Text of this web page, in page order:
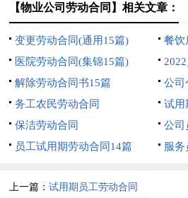
【物业公司劳动合同】相关文章：
变更劳动合同(通用15篇)
餐饮
医院劳动合同(集锦15篇)
解除劳动合同书15篇
公司
务工农民劳动合同
试用
保洁劳动合同
公司
员工试用期劳动合同14篇
服
上一篇：试用期员工劳动合同